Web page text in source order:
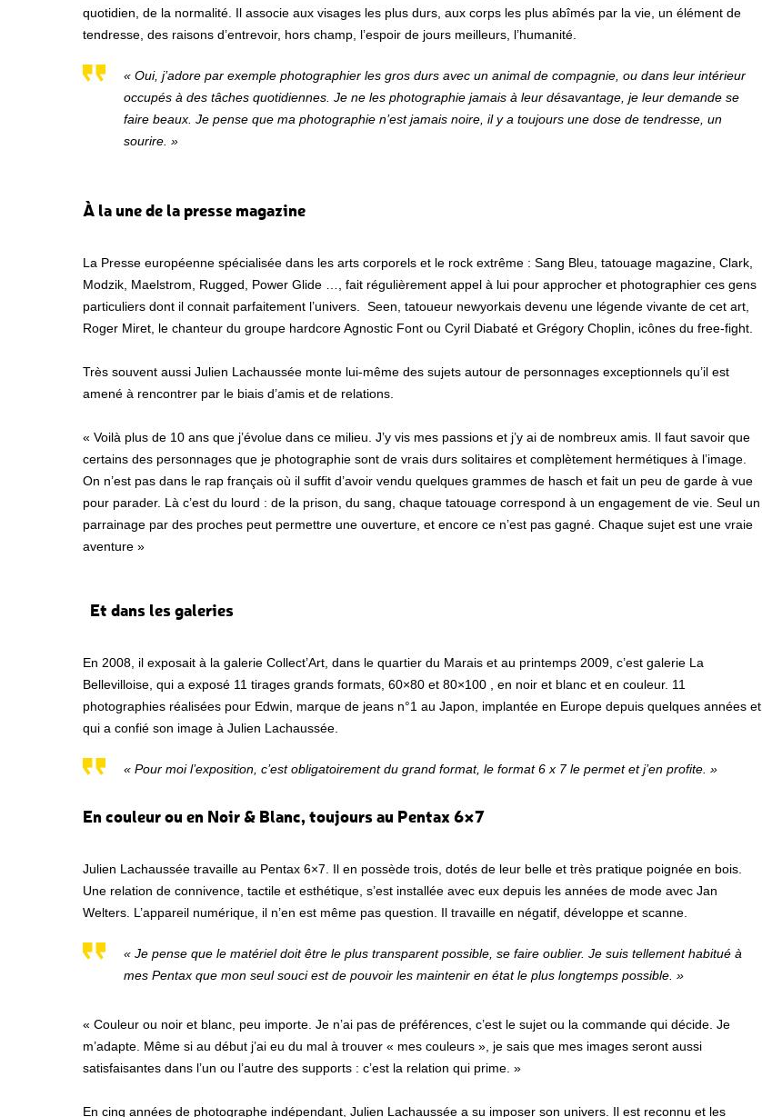
quotidien, de la normalité. Il associe aux visages les plus durs, aux corps les plus abîmés par la vie, un élément de
tendresse, des raisons d’entrevoir, hors champ, l’espoir de jours meilleurs, l’humanité.
« Oui, j’adore par exemple photographier les gros durs avec un animal de compagnie, ou dans leur intérieur
occupés à des tâches quotidiennes. Je ne les photographie jamais à leur désavantage, je leur demande se
faire beaux. Je pense que ma photographie n’est jamais noire, il y a toujours une dose de tendresse, un
sourire. »
À la une de la presse magazine
La Presse européenne spécialisée dans les arts corporels et le rock extrême : Sang Bleu, tatouage magazine, Clark,
Modzik, Maelstrom, Rugged, Power Glide …, fait régulièrement appel à lui pour approcher et photographier ces gens
particuliers dont il connait parfaitement l’univers. Seen, tatoueur newyorkais devenu une légende vivante de cet art,
Roger Miret, le chanteur du groupe hardcore Agnostic Font ou Cyril Diabaté et Grégory Choplin, icônes du free-fight.
Très souvent aussi Julien Lachaussée monte lui-même des sujets autour de personnages exceptionnels qu’il est
amené à rencontrer par le biais d’amis et de relations.
« Voilà plus de 10 ans que j’évolue dans ce milieu. J’y vis mes passions et j’y ai de nombreux amis. Il faut savoir que
certains des personnages que je photographie sont de vrais durs solitaires et complètement hermétiques à l’image.
On n’est pas dans le rap français où il suffit d’avoir vendu quelques grammes de hasch et fait un peu de garde à vue
pour parader. Là c’est du lourd : de la prison, du sang, chaque tatouage correspond à un engagement de vie. Seul un
parrainage par des proches peut permettre une ouverture, et encore ce n’est pas gagné. Chaque sujet est une vraie
aventure »
Et dans les galeries
En 2008, il exposait à la galerie Collect’Art, dans le quartier du Marais et au printemps 2009, c’est galerie La
Bellevilloise, qui a exposé 11 tirages grands formats, 60×80 et 80×100 , en noir et blanc et en couleur. 11
photographies réalisées pour Edwin, marque de jeans n°1 au Japon, implantée en Europe depuis quelques années et
qui a confié son image à Julien Lachaussée.
« Pour moi l’exposition, c’est obligatoirement du grand format, le format 6 x 7 le permet et j’en profite. »
En couleur ou en Noir & Blanc, toujours au Pentax 6×7
Julien Lachaussée travaille au Pentax 6×7. Il en possède trois, dotés de leur belle et très pratique poignée en bois.
Une relation de connivence, tactile et esthétique, s’est installée avec eux depuis les années de mode avec Jan
Welters. L’appareil numérique, il n’en est même pas question. Il travaille en négatif, développe et scanne.
« Je pense que le matériel doit être le plus transparent possible, se faire oublier. Je suis tellement habitué à
mes Pentax que mon seul souci est de pouvoir les maintenir en état le plus longtemps possible. »
« Couleur ou noir et blanc, peu importe. Je n’ai pas de préférences, c’est le sujet ou la commande qui décide. Je
m’adapte. Même si au début j’ai eu du mal à trouver « mes couleurs », je sais que mes images seront aussi
satisfaisantes dans l’un ou l’autre des supports : c’est la relation qui prime. »
En cinq années de photographe indépendant, Julien Lachaussée a su imposer son univers. Il est reconnu et les